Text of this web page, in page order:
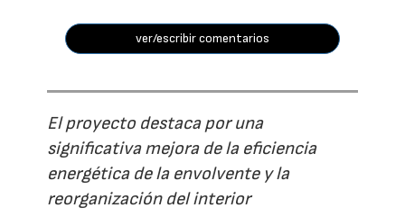
ver/escribir comentarios
El proyecto destaca por una
significativa mejora de la eficiencia
energética de la envolvente y la
reorganización del interior